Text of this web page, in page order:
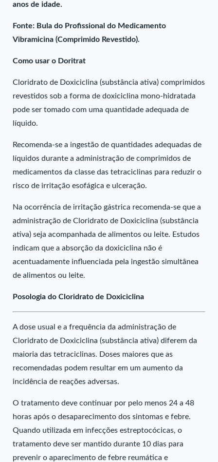
anos de idade.
Fonte: Bula do Profissional do Medicamento
Vibramicina (Comprimido Revestido).
Como usar o Doritrat
Cloridrato de Doxiciclina (substância ativa) comprimidos
revestidos sob a forma de doxiciclina mono-hidratada
pode ser tomado com uma quantidade adequada de
líquido.
Recomenda-se a ingestão de quantidades adequadas de
líquidos durante a administração de comprimidos de
medicamentos da classe das tetraciclinas para reduzir o
risco de irritação esofágica e ulceração.
Na ocorrência de irritação gástrica recomenda-se que a
administração de Cloridrato de Doxiciclina (substância
ativa) seja acompanhada de alimentos ou leite. Estudos
indicam que a absorção da doxiciclina não é
acentuadamente influenciada pela ingestão simultânea
de alimentos ou leite.
Posologia do Cloridrato de Doxiciclina
A dose usual e a frequência da administração de
Cloridrato de Doxiciclina (substância ativa) diferem da
maioria das tetraciclinas. Doses maiores que as
recomendadas podem resultar em um aumento da
incidência de reações adversas.
O tratamento deve continuar por pelo menos 24 a 48
horas após o desaparecimento dos sintomas e febre.
Quando utilizada em infecções estreptocócicas, o
tratamento deve ser mantido durante 10 dias para
prevenir o aparecimento de febre reumática e